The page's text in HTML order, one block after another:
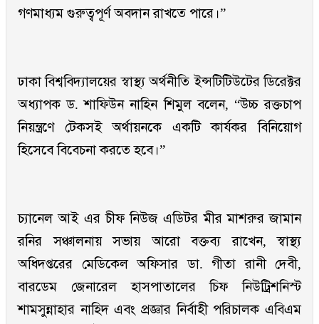
গণমাধ্যম গুরুত্বপূর্ণ অবদান রাখতে পারে।”
ঢাকা বিশ্ববিদ্যালয়ের স্বাস্থ্য অর্থনীতি ইন্সটিটিউটের ডিরেক্টর
অধ্যাপক ড. শাফিউন নাহিন শিমুল বলেন, “উচ্চ রক্তচাপ
নিয়ন্ত্রণে টেকসই অর্থায়নকে একটি কার্যকর বিনিয়োগ
হিসেবে বিবেচনা করতে হবে।”
চ্যানেল আই এর চীফ নিউজ এডিটর মীর মাশরুর জামান
রনির সঞ্চালনায় সভায় আরো বক্তব্য রাখেন, স্বাস্থ্য
অধিদপ্তরের মেডিকেল অফিসার ডা. গীতা রানী দেবী,
বারডেম জেনারেল হাসপাতালের চিফ নিউট্রিশনিস্ট
শামসুন্নাহার নাহিদ এবং প্রজ্ঞার নির্বাহী পরিচালক এবিএম